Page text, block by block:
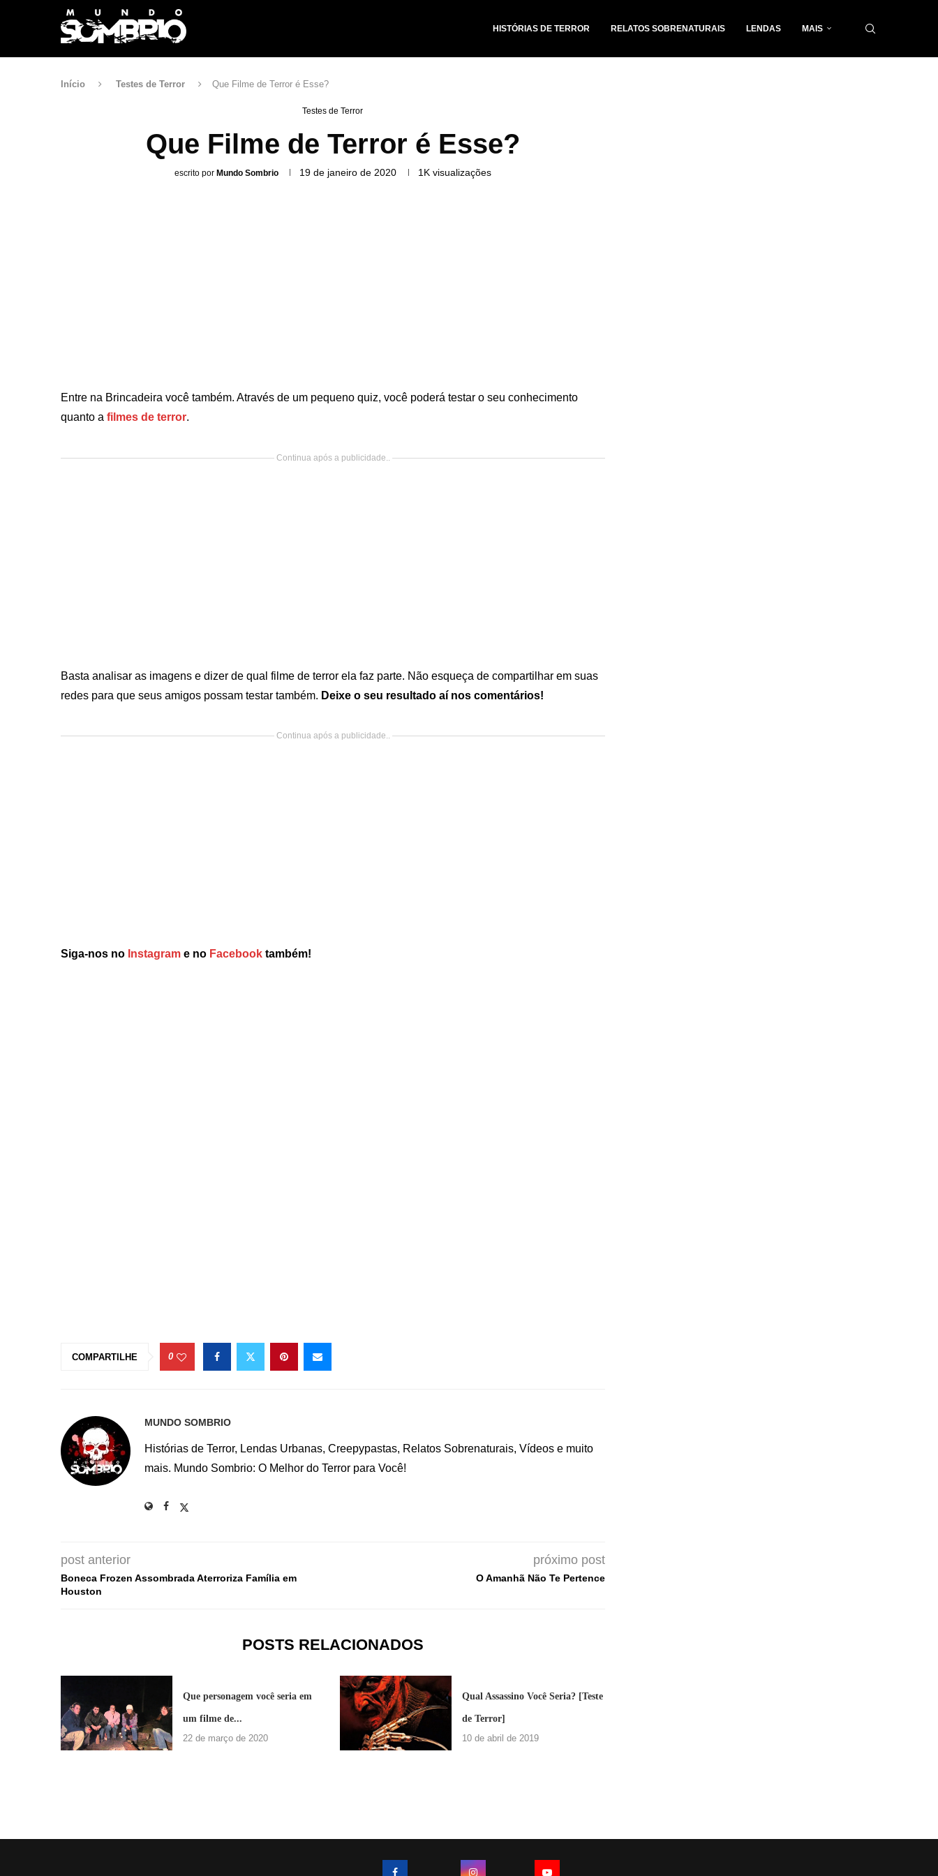
HISTÓRIAS DE TERROR RELATOS SOBRENATURAIS LENDAS MAIS
Início Testes de Terror Que Filme de Terror é Esse?
Testes de Terror
Que Filme de Terror é Esse?
escrito por Mundo Sombrio 19 de janeiro de 2020 1Kvisualizações
Entre na Brincadeira você também. Através de um pequeno quiz, você poderá testar o seu conhecimento
quanto a filmes de terror.
Continua após a publicidade..
Basta analisar as imagens e dizer de qual filme de terror ela faz parte. Não esqueça de compartilhar em suas
redes para que seus amigos possam testar também. Deixe o seu resultado aí nos comentários!
Continua após a publicidade..
Siga-nos no Instagram e no Facebook também!
COMPARTILHE 0
MUNDO SOMBRIO
Histórias de Terror, Lendas Urbanas, Creepypastas, Relatos Sobrenaturais, Vídeos e muito
mais. Mundo Sombrio: O Melhor do Terror para Você!
post anterior
Boneca Frozen Assombrada Aterroriza Família em
Houston
próximo post
O Amanhã Não Te Pertence
POSTS RELACIONADOS
Que personagem você seria em
um filme de...
22 de março de 2020
Qual Assassino Você Seria? [Teste
de Terror]
10 de abril de 2019